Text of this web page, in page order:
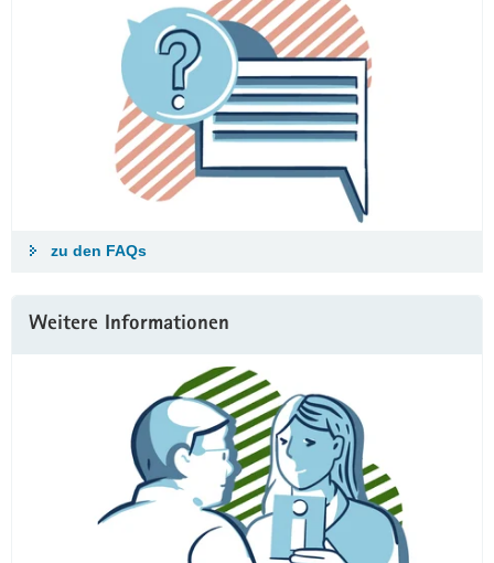
zu den FAQs
Weitere Informationen